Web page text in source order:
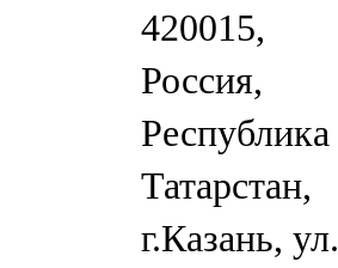
420015,
Россия,
Республика
Татарстан,
г.Казань, ул.